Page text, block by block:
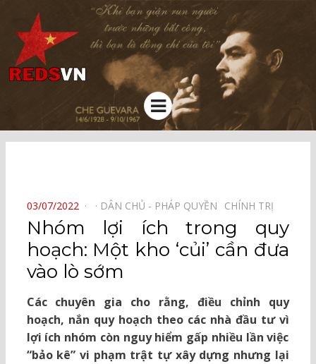
Kênh chia sẻ tri thức cộng đồng
Menu
POSTED
ON
03/07/2022 DÂN CHỦ - PHÁP QUYỀN⠀ CHÍNH TRỊ⠀
Nhóm lợi ích trong quy
hoạch: Một kho ‘củi’ cần đưa
vào lò sớm
Các chuyên gia cho rằng, điều chỉnh quy
hoạch, nắn quy hoạch theo các nhà đầu tư vì
lợi ích nhóm còn nguy hiểm gấp nhiều lần việc
“bảo kê” vi phạm trật tự xây dựng nhưng lại